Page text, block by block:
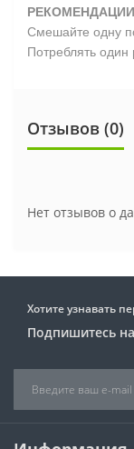
Смешайте одну
Потреблять один
Отзывов (0)
Нет отзывов о
Хотите узнавать
Подпишитесь